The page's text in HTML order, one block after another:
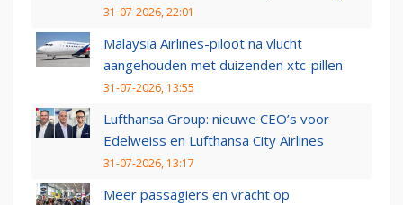
31-07-2026, 22:01
Malaysia Airlines-piloot na vlucht
aangehouden met duizenden xtc-pillen
31-07-2026, 13:55
Lufthansa Group: nieuwe CEO’s voor
Edelweiss en Lufthansa City Airlines
31-07-2026, 13:17
Meer passagiers en vracht op